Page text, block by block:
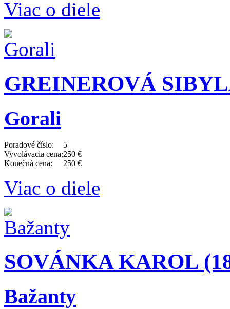
Viac o diele
GREINEROVÁ
Gorali
Poradové číslo:
5
Vyvolávacia cena:250 €
Konečná cena:
250 €
Viac o diele
SOVÁNKA KAROL
Bažanty